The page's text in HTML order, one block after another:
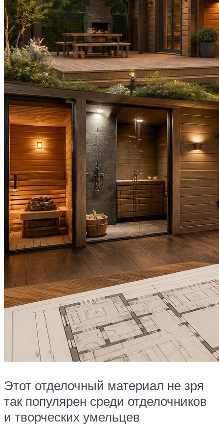
Этот отделочный материал не зря
так популярен среди отделочников
и творческих умельцев